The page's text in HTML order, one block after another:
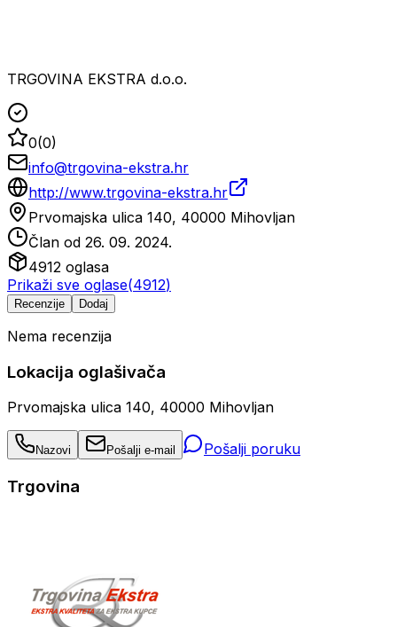
TRGOVINA EKSTRA d.o.o.
0(0)
info@trgovina-ekstra.hr
http://www.trgovina-ekstra.hr
Prvomajska ulica 140, 40000 Mihovljan
Član od 26. 09. 2024.
4912 oglasa
Prikaži sve oglase(4912)
Recenzije Dodaj
Nema recenzija
Lokacija oglašivača
Prvomajska ulica 140, 40000 Mihovljan
Nazovi Pošalji e-mail Pošalji poruku
Trgovina